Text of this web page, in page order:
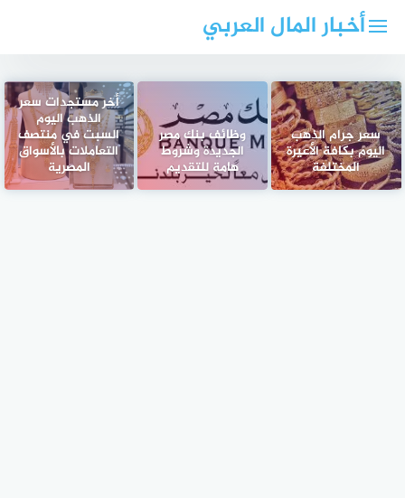
أخبار المال العربي
سعر جرام الذهب
اليوم بكافة الأعيرة
المختلفة
وظائف بنك مصر
الجديدة وشروط
هامة للتقديم
أخر مستجدات سعر
الذهب اليوم
السبت في منتصف
التعاملات بالأسواق
المصرية